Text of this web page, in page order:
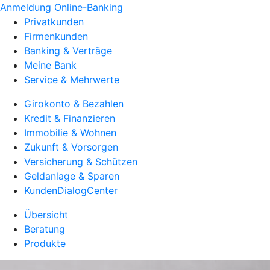
Anmeldung Online-Banking
Privatkunden
Firmenkunden
Banking & Verträge
Meine Bank
Service & Mehrwerte
Girokonto & Bezahlen
Kredit & Finanzieren
Immobilie & Wohnen
Zukunft & Vorsorgen
Versicherung & Schützen
Geldanlage & Sparen
KundenDialogCenter
Übersicht
Beratung
Produkte